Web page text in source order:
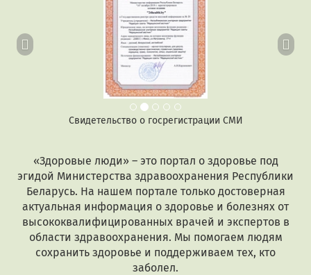
Свидетельство о госрегистрации СМИ
«Здоровые люди» – это портал о здоровье под
эгидой Министерства здравоохранения Республики
Беларусь. На нашем портале только достоверная
актуальная информация о здоровье и болезнях от
высококвалифицированных врачей и экспертов в
области здравоохранения. Мы помогаем людям
сохранить здоровье и поддерживаем тех, кто
заболел.